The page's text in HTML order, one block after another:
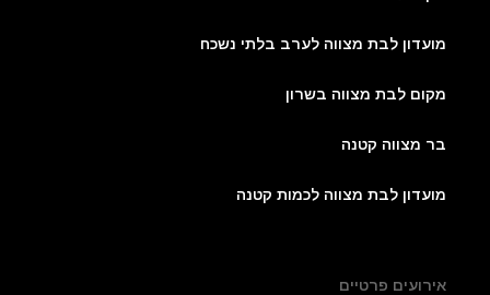
מועדון לבת מצווה לערב בלתי נשכח
מקום לבת מצווה בשרון
בר מצווה קטנה
מועדון לבת מצווה לכמות קטנה
אירועים פרטיים